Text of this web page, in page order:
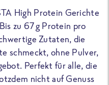
High Protein Gerichte
zu 67 g Protein pro
Zutaten, die
schmeckt, ohne Pulver,
Perfekt für alle, die
nicht auf Genuss